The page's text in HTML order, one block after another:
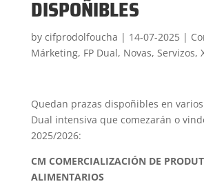
DISPOÑIBLES
by cifprodolfoucha | 14-07-2025|
Márketing, FP Dual, Novas, Servizos,
Quedan prazas dispoñibles en
Dual intensiva que comezarán o
2025/2026:
CM COMERCIALIZACIÓN DE
ALIMENTARIOS